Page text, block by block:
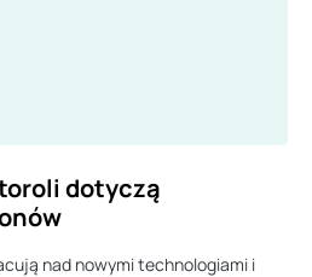
dotyczą
nad nowymi technologiami i